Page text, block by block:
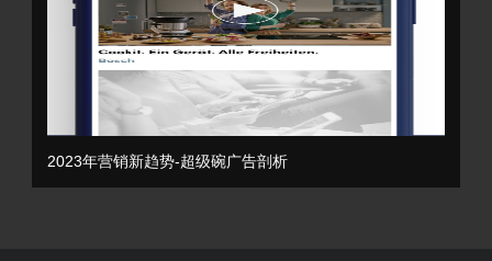
2023年营销新趋势-超级碗广告剖析